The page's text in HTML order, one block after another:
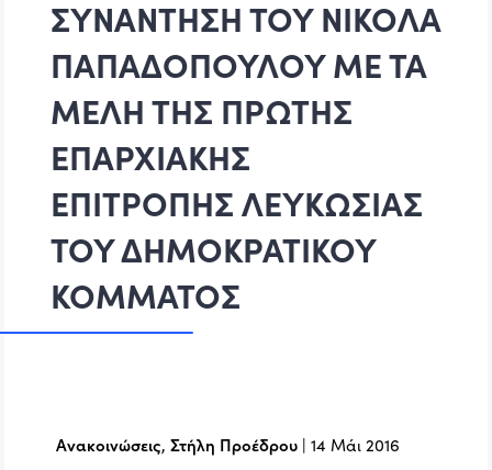
ΣΥΝΑΝΤΗΣΗ ΤΟΥ ΝΙΚΟΛΑ
ΠΑΠΑΔΟΠΟΥΛΟΥ ΜΕ ΤΑ
ΜΕΛΗ ΤΗΣ ΠΡΩΤΗΣ
ΕΠΑΡΧΙΑΚΗΣ
ΕΠΙΤΡΟΠΗΣ ΛΕΥΚΩΣΙΑΣ
ΤΟΥ ΔΗΜΟΚΡΑΤΙΚΟΥ
ΚΟΜΜΑΤΟΣ
Ανακοινώσεις,Στήλη Προέδρου |14 Μάι 2016